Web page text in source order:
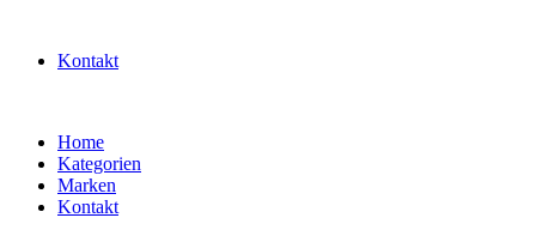
Kontakt
Home
Kategorien
Marken
Kontakt